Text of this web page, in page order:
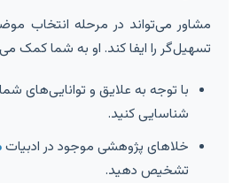
مشاور می‌تواند در مرحله انتخاب
تسهیل‌گر را ایفا کند. او به شما کمک
با توجه به علایق و توانایی‌های
شناسایی کنید.
خلاهای پژوهشی موجود در ادبیات
تشخیص دهید.